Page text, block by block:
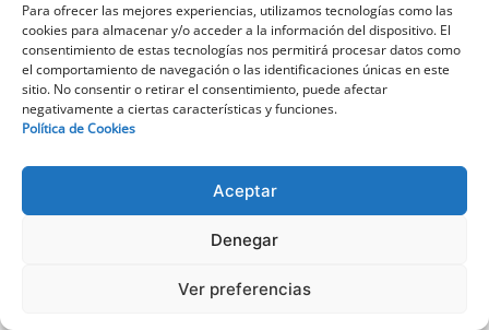
Para ofrecer las mejores experiencias, utilizamos tecnologías como las
cookies para almacenar y/o acceder a la información del dispositivo. El
consentimiento de estas tecnologías nos permitirá procesar datos como
el comportamiento de navegación o las identificaciones únicas en este
sitio. No consentir o retirar el consentimiento, puede afectar
negativamente a ciertas características y funciones.
Política de Cookies
Aceptar
Denegar
Ver preferencias
900 250 900
Bluespace cuenta con la mayor red de trasteros de
España: además de los31 centros de Madrid,
dispone de 34 en Barcelona, 5 en Valencia, 4 en
Sevilla y 5 en Bilbao. Condiciones, seguridad y
atención homogéneas en todos los centros.